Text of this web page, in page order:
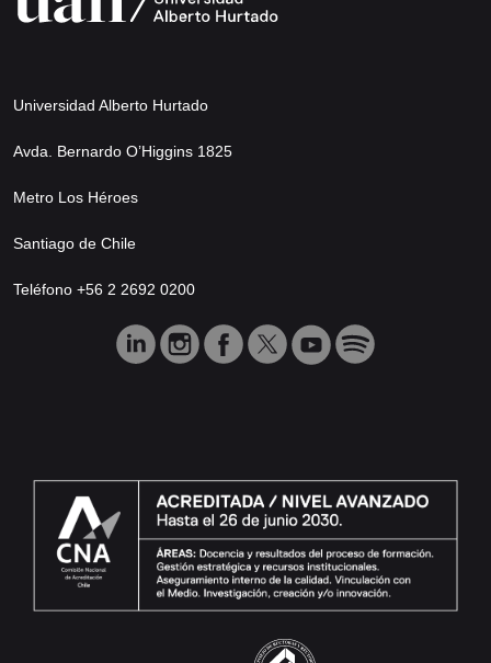
Universidad Alberto Hurtado
Avda. Bernardo O’Higgins 1825
Metro Los Héroes
Santiago de Chile
Teléfono +56 2 2692 0200